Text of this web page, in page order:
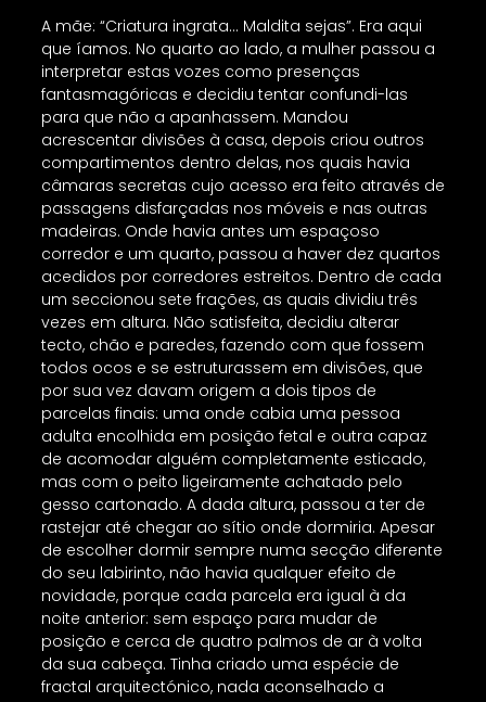
A mãe: “Criatura ingrata… Maldita sejas”. Era aqui
que íamos. No quarto ao lado, a mulher passou a
interpretar estas vozes como presenças
fantasmagóricas e decidiu tentar confundi-las
para que não a apanhassem. Mandou
acrescentar divisões à casa, depois criou outros
compartimentos dentro delas, nos quais havia
câmaras secretas cujo acesso era feito através de
passagens disfarçadas nos móveis e nas outras
madeiras. Onde havia antes um espaçoso
corredor e um quarto, passou a haver dez quartos
acedidos por corredores estreitos. Dentro de cada
um seccionou sete frações, as quais dividiu três
vezes em altura. Não satisfeita, decidiu alterar
tecto, chão e paredes, fazendo com que fossem
todos ocos e se estruturassem em divisões, que
por sua vez davam origem a dois tipos de
parcelas finais: uma onde cabia uma pessoa
adulta encolhida em posição fetal e outra capaz
de acomodar alguém completamente esticado,
mas com o peito ligeiramente achatado pelo
gesso cartonado. A dada altura, passou a ter de
rastejar até chegar ao sítio onde dormiria. Apesar
de escolher dormir sempre numa secção diferente
do seu labirinto, não havia qualquer efeito de
novidade, porque cada parcela era igual à da
noite anterior: sem espaço para mudar de
posição e cerca de quatro palmos de ar à volta
da sua cabeça. Tinha criado uma espécie de
fractal arquitectónico, nada aconselhado a